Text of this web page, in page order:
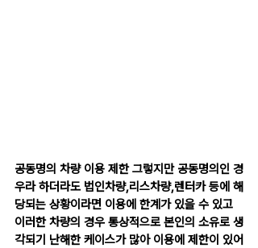
공동명의 차량 이용 제한 그렇지만 공동명의인 경
우라 하더라도 법인차량,리스차량,렌터카 등에 해
당되는 상황이라면 이용에 한계가 있을 수 있고
이러한 차량의 경우 통상적으로 본인의 소유로 생
각되기 난해한 케이스가 많아 이용에 제한이 있어